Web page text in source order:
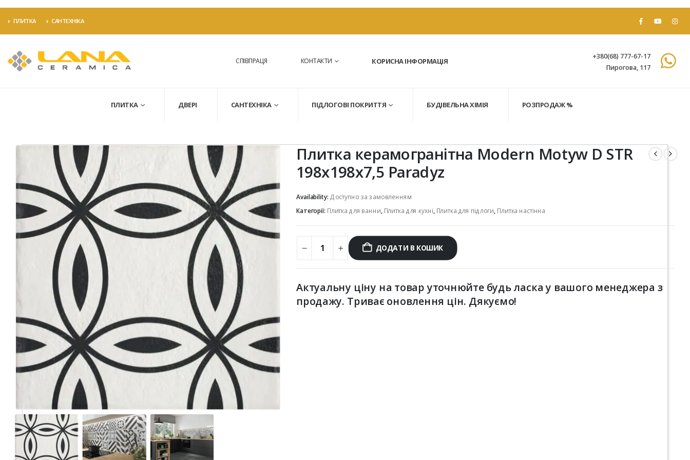
ПЛИТКА САНТЕХНІКА
СПІВПРАЦЯ КОНТАКТИ КОРИСНА ІНФОРМАЦІЯ
+380(68) 777-67-17
Пирогова, 117
ПЛИТКА ДВЕРІ САНТЕХНІКА ПІДЛОГОВІ ПОКРИТТЯ БУДІВЕЛЬНА ХІМІЯ РОЗПРОДАЖ %
Плитка керамогранітна Modern Motyw D STR
198x198x7,5 Paradyz
Availability: Доступно за замовленням
Категорії: Плитка для ванни, Плитка для кухні, Плитка для підлоги, Плитка настінна
ДОДАТИ В КОШИК
Актуальну ціну на товар уточнюйте будь ласка у вашого менеджера з
продажу. Триває оновлення цін. Дякуємо!